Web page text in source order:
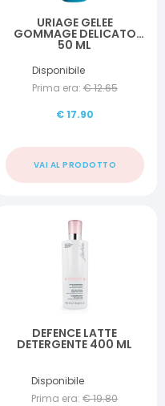
URIAGE GELEE
GOMMAGE DELICATO
50 ML
Disponibile
Prima era: €12.65
€17.90
VAI AL PRODOTTO
DEFENCE LATTE
DETERGENTE 400 ML
Disponibile
Prima era: €19.80